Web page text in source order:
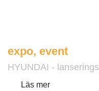
HYUNDAI -
expo, event
Läs mer